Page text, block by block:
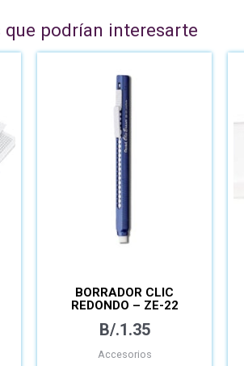
podrían interesarte
BORRADOR CLIC
REDONDO – ZE-22
B/.1.35
Accesorios